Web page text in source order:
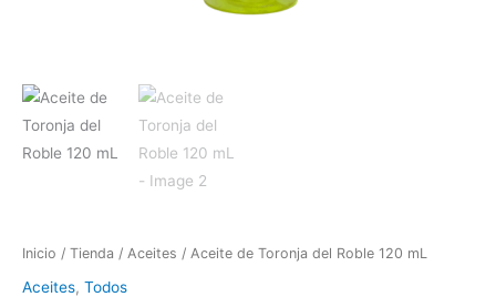
Inicio / Tienda / Aceites / Aceite de Toronja del Roble 120 mL
Aceites, Todos